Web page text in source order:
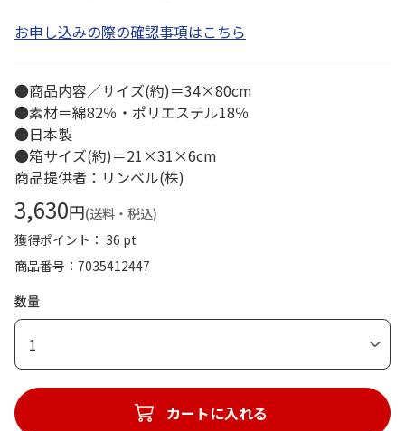
お申し込みの際の確認事項はこちら
●商品内容／サイズ(約)＝34×80cm
●素材＝綿82％・ポリエステル18％
●日本製
●箱サイズ(約)＝21×31×6cm
商品提供者：リンベル(株)
3,630円(送料・税込)
獲得ポイント： 36 pt
商品番号
7035412447
数量
1
カートに入れる